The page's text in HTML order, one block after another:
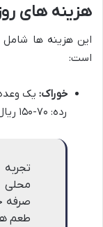
هزینه های
این هزینه ها
است:
خوراک:
رده: ۷۰-۱۵۰ ریال؛ رستوران لوکس: ۲۰۰+ ریال.
محلی
صرفه
طعم